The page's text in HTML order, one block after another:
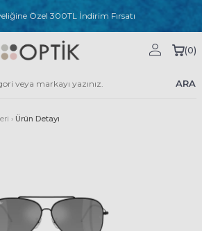
Özel 300TL İndirim Fırsatı
ARA
(0)
› Ürün Detayı